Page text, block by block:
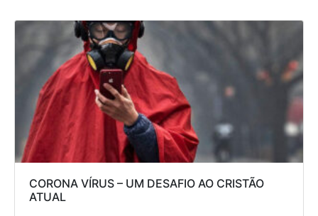
CORONA VÍRUS – UM DESAFIO AO CRISTÃO
ATUAL